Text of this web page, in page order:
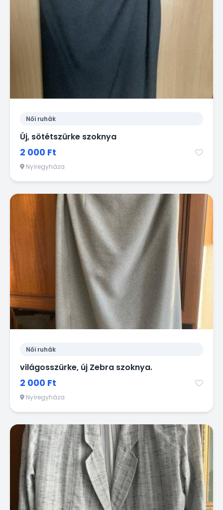
Női ruhák
Új, sötétszürke szoknya
2 000 Ft
Nyíregyháza
Női ruhák
világosszürke, új Zebra szoknya.
2 000 Ft
Nyíregyháza